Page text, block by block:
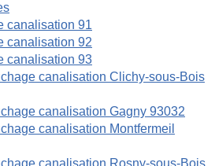
canalisation 91
canalisation 92
canalisation 93
canalisation Clichy-sous-Bois
canalisation Gagny 93032
canalisation Montfermeil
canalisation Rosny-sous-Bois